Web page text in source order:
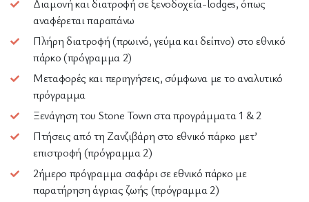
Διαμονή και διατροφή σε ξενοδοχεία-lodges, όπως
αναφέρεται παραπάνω
Πλήρη διατροφή (πρωινό, γεύμα και δείπνο) στο εθνικό
πάρκο (πρόγραμμα 2)
Μεταφορές και περιηγήσεις, σύμφωνα με το αναλυτικό
πρόγραμμα
Ξενάγηση του Stone Town στα προγράμματα 1 & 2
Πτήσεις από τη Ζανζιβάρη στο εθνικό πάρκο μετ’
επιστροφή (πρόγραμμα 2)
2ήμερο πρόγραμμα σαφάρι σε εθνικό πάρκο με
παρατήρηση άγριας ζωής (πρόγραμμα 2)